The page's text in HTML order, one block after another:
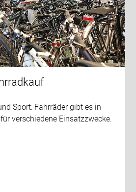
Sport: Fahrräder gibt es in
verschiedene Einsatzzwecke.